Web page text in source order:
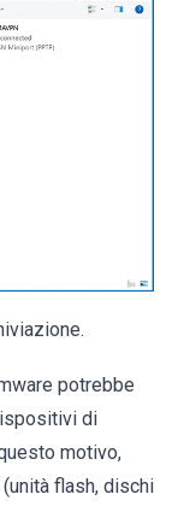
potrebbe
di
motivo,
flash, dischi